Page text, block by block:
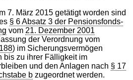
7. März 2015 getätigt worden sind
§ 6 Absatz 3 der Pensionsfonds-
vom 21. Dezember 2001
der Verordnung vom
) im Sicherungsvermögen
bis zu ihrer Fälligkeit im
und den Anlagen nach § 17
b zugeordnet werden.